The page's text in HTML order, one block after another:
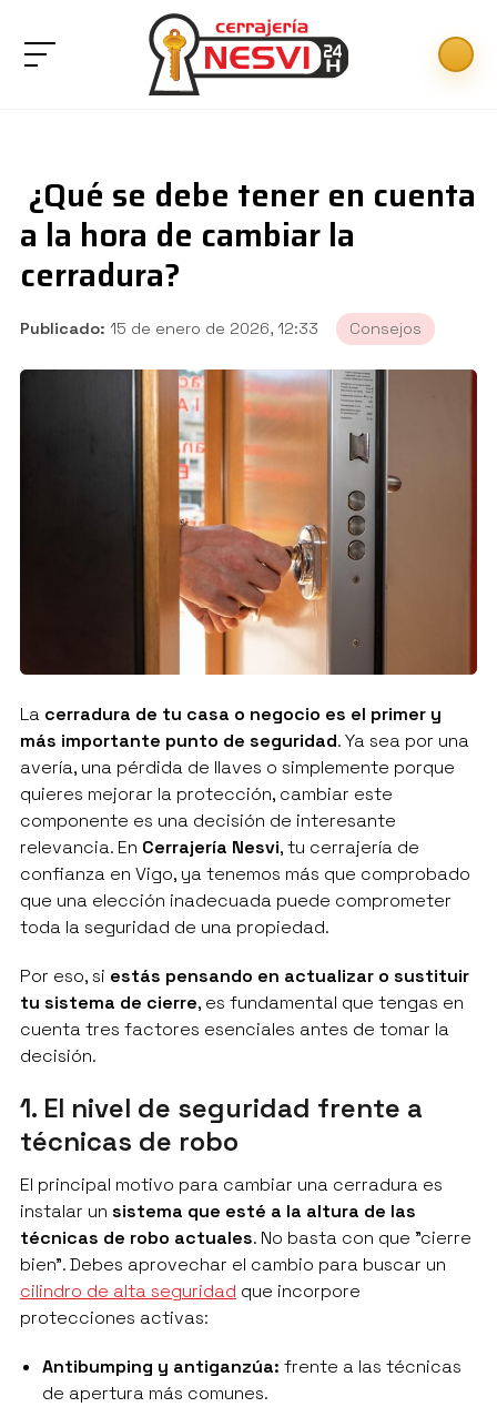
¿Qué se debe tener en cuenta
a la hora de cambiar la
cerradura?
Publicado: 15 de enero de 2026, 12:33 Consejos
La cerradura de tu casa o negocio es el primer y
más importante punto de seguridad. Ya sea por una
avería, una pérdida de llaves o simplemente porque
quieres mejorar la protección, cambiar este
componente es una decisión de interesante
relevancia. En Cerrajería Nesvi, tu cerrajería de
confianza en Vigo, ya tenemos más que comprobado
que una elección inadecuada puede comprometer
toda la seguridad de una propiedad.
Por eso, si estás pensando en actualizar o sustituir
tu sistema de cierre, es fundamental que tengas en
cuenta tres factores esenciales antes de tomar la
decisión.
1. El nivel de seguridad frente a
técnicas de robo
El principal motivo para cambiar una cerradura es
instalar un sistema que esté a la altura de las
técnicas de robo actuales. No basta con que "cierre
bien". Debes aprovechar el cambio para buscar un
cilindro de alta seguridad que incorpore
protecciones activas:
Antibumping y antiganzúa: frente a las técnicas
de apertura más comunes.